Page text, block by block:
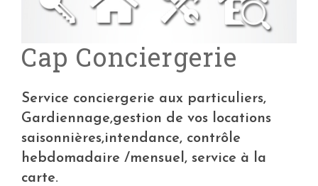
Cap Conciergerie
Service conciergerie aux particuliers,
Gardiennage,gestion de vos locations
saisonnières,intendance, contrôle
hebdomadaire /mensuel, service à la
carte.